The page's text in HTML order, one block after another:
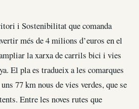
i Sostenibilitat que comanda
més de 4 milions d’euros en el
la xarxa de carrils bici i vies
El pla es tradueix a les comarques
77 km nous de vies verdes, que se
Entre les noves rutes que